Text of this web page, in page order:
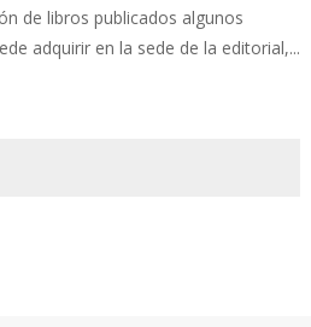
de libros publicados algunos
adquirir en la sede de la editorial,...